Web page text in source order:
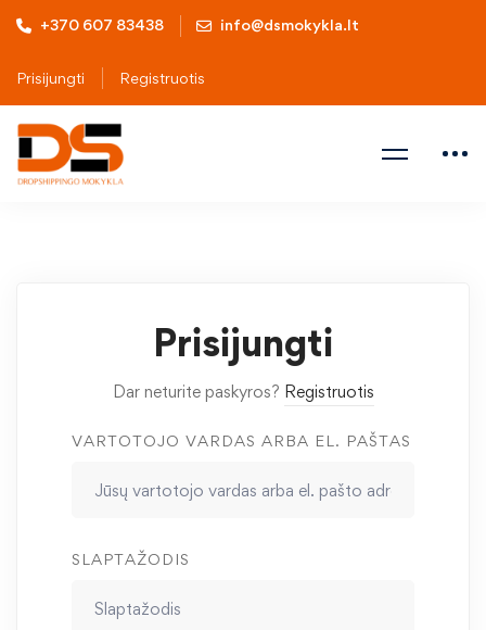
+370 607 83438 info@dsmokykla.lt
Prisijungti Registruotis
Prisijungti
Dar neturite paskyros? Registruotis
VARTOTOJO VARDAS ARBA EL. PAŠTAS
SLAPTAŽODIS